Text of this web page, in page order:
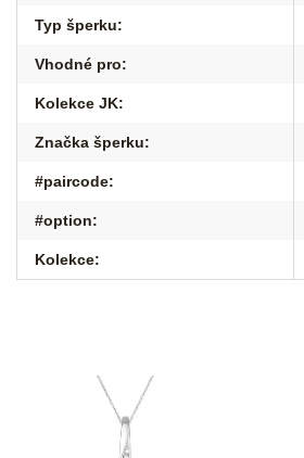
Typ šperku:
Vhodné pro:
Kolekce JK:
Značka šperku:
#paircode:
#option:
Kolekce: